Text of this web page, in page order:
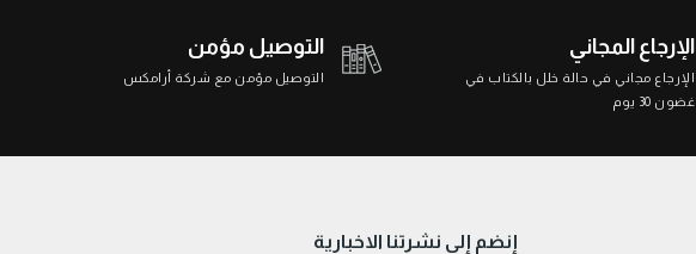
التوصيل مؤمن
التوصيل مؤمن مع شركة أرامكس
الإرجاع المجاني
الإرجاع مجاني في حالة خلل بالكتاب في
غضون 30 يوم
إنضم إلى نشرتنا الاخبارية